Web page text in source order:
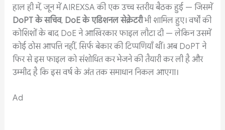
हाल ही में, जून में AIREXSA की एक उच्च स्तरीय बैठक हुई — जिसमें
DoPTके सचिव, DoEके एडिशनल सेक्रेटरीभी शामिल हुए। वर्षों की
कोशिशों के बाद DoE ने आखिरकार फाइल लौटा दी — लेकिन उसमें
कोई ठोस आपत्ति नहीं, सिर्फ बेकार की टिप्पणियाँ थीं। अब DoPT ने
फिर से इस फाइल को संशोधित कर भेजने की तैयारी कर ली है और
उम्मीद है कि इस वर्ष के अंत तक समाधान निकल आएगा।
Ad